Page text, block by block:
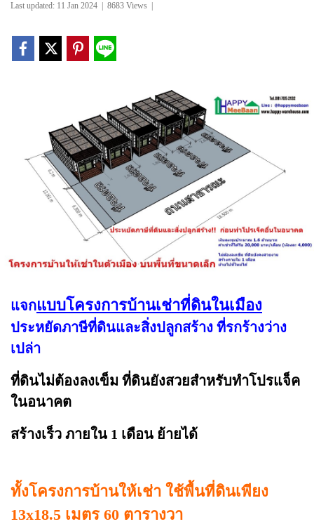
Last updated: 11 Jan 2024 8683 Views
แจกแบบโครงการบ้านเช่าที่ดินในเมือง
ประหยัดภาษีที่ดินและสิ่งปลูกสร้าง ที่รกร้างว่าง
เปล่า
ที่ดินไม่ต้องลงเข็ม ที่ดินยังสวยสำหรับทำโปรแจ็ค
ในอนาคต
สร้างเร็ว ภายใน 1 เดือน ย้ายได้
ทั้งโครงการบ้านให้เช่า ใช้พื้นที่ดินเพียง
13x18.5 เมตร 60 ตารางวา